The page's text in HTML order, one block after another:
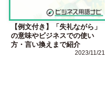
【例文付き】「失礼ながら」
の意味やビジネスでの使い
方・言い換えまで紹介
2023/11/21